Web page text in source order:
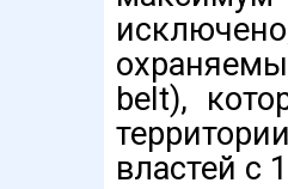
belt),
властей с